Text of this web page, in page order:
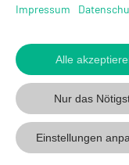
+ 41 43 255 55 55
www.gyso.ch
GYSO
auf
Youtube
GYSO
auf
folgen
Impressum
Alle
Nur das
Einstellungen